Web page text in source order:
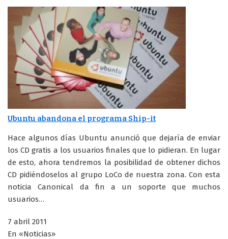
Ubuntu abandona el programa Ship-it
Hace algunos días Ubuntu anunció que dejaría de enviar
los CD gratis a los usuarios finales que lo pidieran. En lugar
de esto, ahora tendremos la posibilidad de obtener dichos
CD pidiéndoselos al grupo LoCo de nuestra zona. Con esta
noticia Canonical da fin a un soporte que muchos
usuarios…
7 abril 2011
En «Noticias»